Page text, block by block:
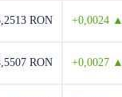
RON +0,0024 ▲
RON +0,0027 ▲